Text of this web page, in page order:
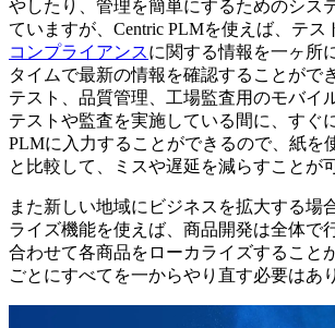
やしたり、管理を簡単にするためのシス
ていますが、Centric PLMを使えば、テス
コンプライアンスに関する情報を一ヶ所
タイムで最新の情報を確認することがで
テスト、品質管理、工場監査用のモバイ
テストや監査を実施している間に、すぐ
PLMに入力することができるので、紙を
と比較して、ミスや遅延を減らすことが
また新しい地域にビジネスを拡大する場
ライズ機能を使えば、商品開発は全体で
合わせて各商品をローカライズすること
ごとにすべてを一からやり直す必要はあ